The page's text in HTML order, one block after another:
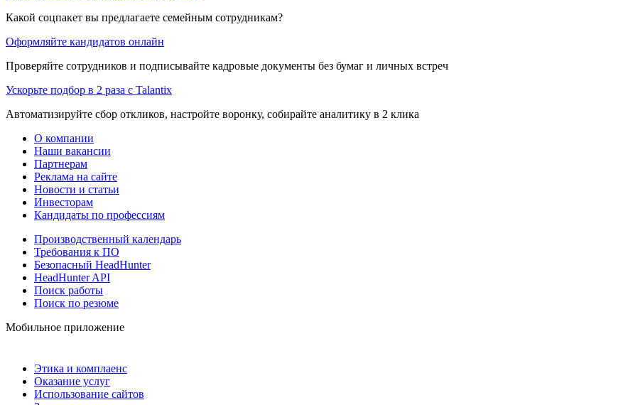
Какой соцпакет вы предлагаете семейным сотрудникам?
Оформляйте кандидатов онлайн
Проверяйте сотрудников и подписывайте кадровые документы без бумаг и личных встреч
Ускорьте подбор в 2 раза с Talantix
Автоматизируйте сбор откликов, настройте воронку, собирайте аналитику в 2 клика
О компании
Наши вакансии
Партнерам
Реклама на сайте
Новости и статьи
Инвесторам
Кандидаты по профессиям
Производственный календарь
Требования к ПО
Безопасный HeadHunter
HeadHunter API
Поиск работы
Поиск по резюме
Мобильное приложение
Этика и комплаенс
Оказание услуг
Использование сайтов